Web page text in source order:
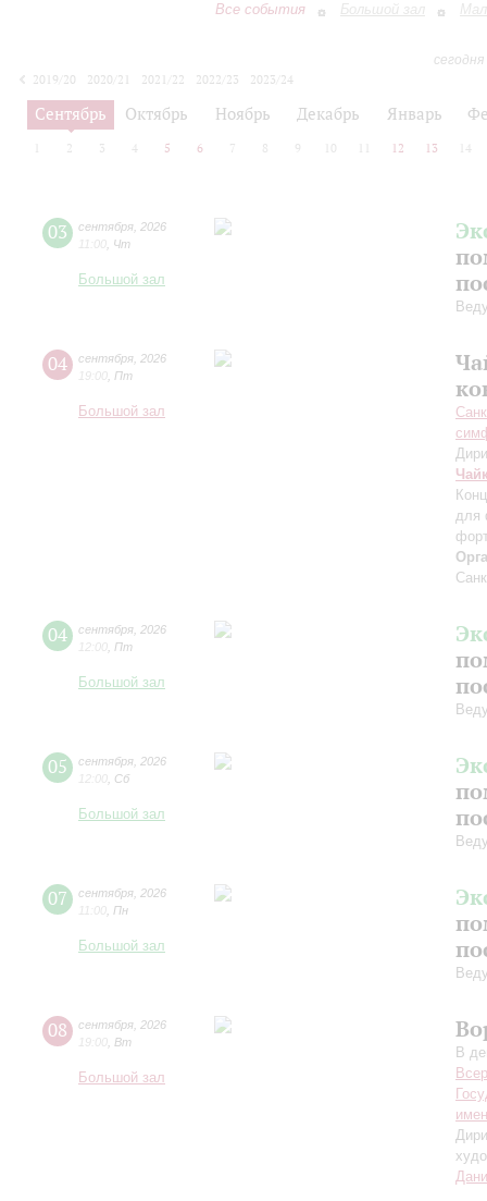
Все события Большой зал
2019/20
2020/21 2021/22 2022/23
2023/24
2024/25
2025/26
Сентябрь Октябрь Ноябрь Декабрь Январь
2 3 4 5 6 7 8 9 10 12 13 14
03 сентября 2026
11:00 Чт
Большой зал
04 сентября 2026
19:00 Пт
Большой зал
для
04 сентября 2026
12:00 Пт
Большой зал
05 сентября 2026
12:00 Сб
Большой зал
07 сентября 2026
11:00 Пн
Большой зал
08 сентября 2026
19:00 Вт
Большой зал
В